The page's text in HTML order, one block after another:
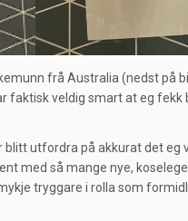
frå Australia (nedst på
faktisk veldig smart at eg
utfordra på akkurat det eg
med så mange nye,
tryggare i rolla som